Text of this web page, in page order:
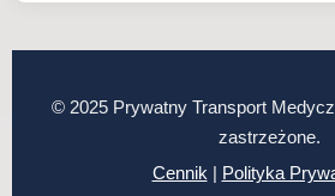
© 2025 Prywatny Transport
zastrzeżone.
Cennik | Polityka